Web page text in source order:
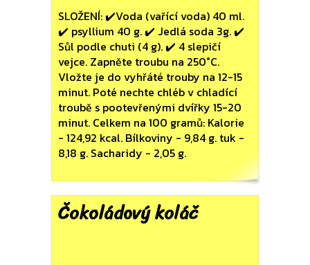
SLOŽENÍ: ✔️Voda (vařící voda) 40 ml.
✔️ psyllium 40 g. ✔️ Jedlá soda 3g. ✔️
Sůl podle chuti (4 g). ✔️ 4 slepičí
vejce. Zapněte troubu na 250°C.
Vložte je do vyhřáté trouby na 12-15
minut. Poté nechte chléb v chladící
troubě s pootevřenými dvířky 15-20
minut. Celkem na 100 gramů: Kalorie
- 124,92 kcal. Bílkoviny - 9,84 g. tuk -
8,18 g. Sacharidy - 2,05 g.
Čokoládový koláč